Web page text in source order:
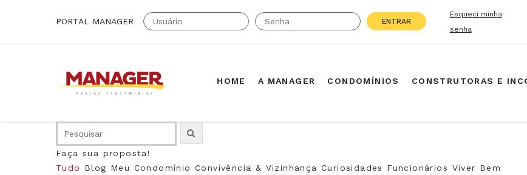
PORTAL MANAGER ENTRAR
Esqueci minha
senha
HOME A MANAGER CONDOMÍNIOS CONSTRUTORAS E
Faça sua proposta!
Tudo
Blog Meu Condomínio Convivência & Vizinhança Curiosidades Funcionários Viver Bem